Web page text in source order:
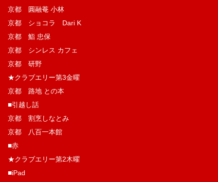
京都 圓融菴 小林
京都 ショコラ Dari K
京都 鮨 忠保
京都 シンレス カフェ
京都 研野
★クラブエリー第3金曜
京都 路地 との本
■引越し話
京都 割烹しなとみ
京都 八百一本館
■赤
★クラブエリー第2木曜
■iPad